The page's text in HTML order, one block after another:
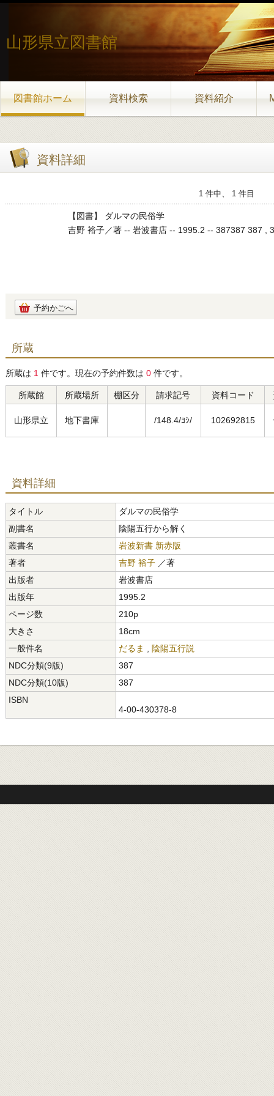
山形県立図書館
図書館ホーム 資料検索 資料紹介
資料詳細
1 件中、 1 件目
【図書】 ダルマの民俗学
吉野 裕子／著 -- 岩波書店 -- 1995.2 -- 387387 387 ,
予約かごへ
所蔵
所蔵は 1 件です。現在の予約件数は 0 件です。
所蔵館 所蔵場所 棚区分 請求記号 資料コード
山形県立 地下書庫 /148.4/ﾖｼ/ 102692815
資料詳細
タイトル
ダルマの民俗学
副書名
陰陽五行から解く
叢書名
岩波新書 新赤版
著者
吉野 裕子 ／著
出版者
岩波書店
出版年
1995.2
ページ数
210p
大きさ
18cm
一般件名
だるま
陰陽五行説
NDC分類(9版)
387
NDC分類(10版)
387
ISBN
4-00-430378-8